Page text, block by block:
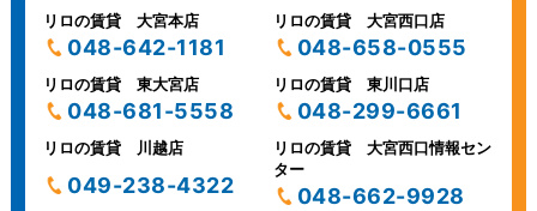
リロの賃貸 大宮本店
048-642-1181
リロの賃貸 大宮西口店
048-658-0555
リロの賃貸 東大宮店
048-681-5558
リロの賃貸 東川口店
048-299-6661
リロの賃貸 川越店
049-238-4322
リロの賃貸 大宮西口情報セン
ター
048-662-9928